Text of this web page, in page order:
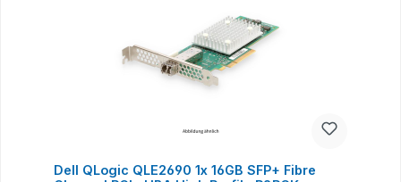
Dell QLogic QLE2690 1x 16GB SFP+ Fibre